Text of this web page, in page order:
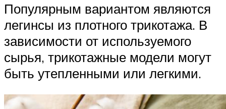
Популярным вариантом являются
легинсы из плотного трикотажа. В
зависимости от используемого
сырья, трикотажные модели могут
быть утепленными или легкими.